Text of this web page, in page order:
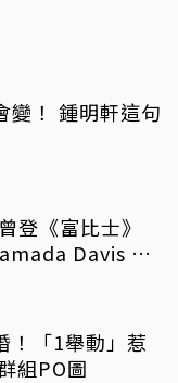
變！ 鍾明軒這句
登《富比士》
Davis 驚
！「1舉動」惹
組PO圖